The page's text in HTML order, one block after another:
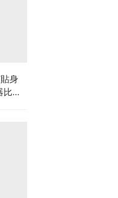
身
較